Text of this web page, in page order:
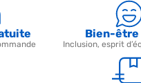
Bien-être
Inclusion, esprit